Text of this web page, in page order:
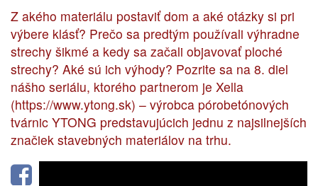
Z akého materiálu postaviť dom a aké otázky si pri
výbere klásť? Prečo sa predtým používali výhradne
strechy šikmé a kedy sa začali objavovať ploché
strechy? Aké sú ich výhody? Pozrite sa na 8. diel
nášho seriálu, ktorého partnerom je Xella
(https://www.ytong.sk) – výrobca pórobetónových
tvárnic YTONG predstavujúcich jednu z najsilnejších
značiek stavebných materiálov na trhu.